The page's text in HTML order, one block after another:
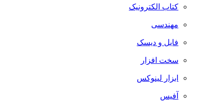
کتاب الکترونیک
مهندسی
فایل و دیسک
سخت افزار
ابزار لینوکس
آفیس